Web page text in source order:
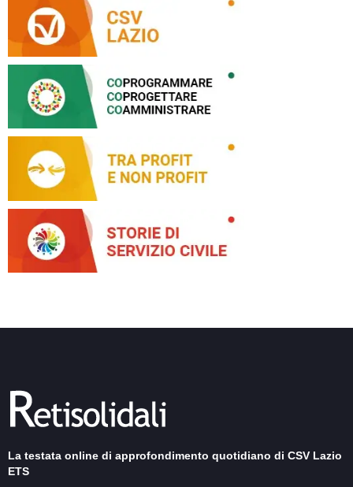
La testata online di approfondimento quotidiano di CSV Lazio
ETS